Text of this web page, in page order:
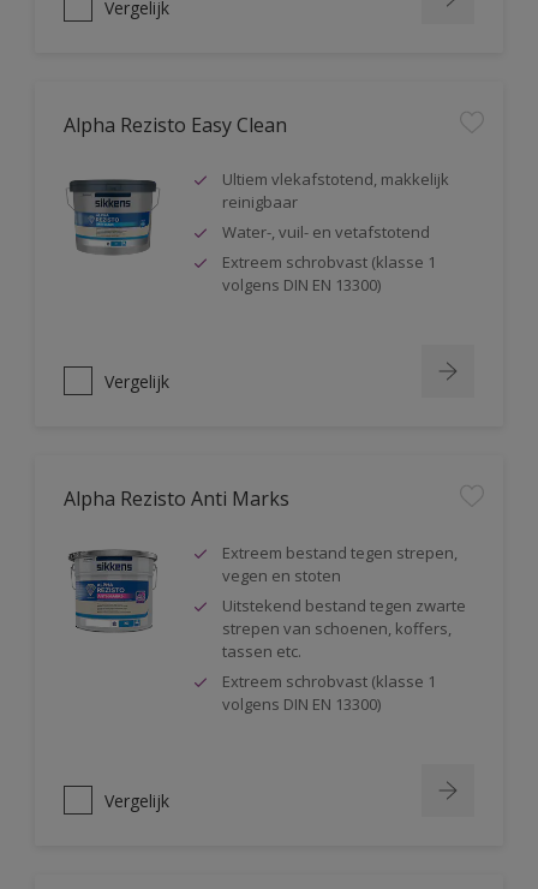
Vergelijk
Alpha Rezisto Easy Clean
Ultiem vlekafstotend, makkelijk
reinigbaar
Water-, vuil- en vetafstotend
Extreem schrobvast (klasse 1
volgens DIN EN 13300)
Vergelijk
Alpha Rezisto Anti Marks
Extreem bestand tegen strepen,
vegen en stoten
Uitstekend bestand tegen zwarte
strepen van schoenen, koffers,
tassen etc.
Extreem schrobvast (klasse 1
volgens DIN EN 13300)
Vergelijk